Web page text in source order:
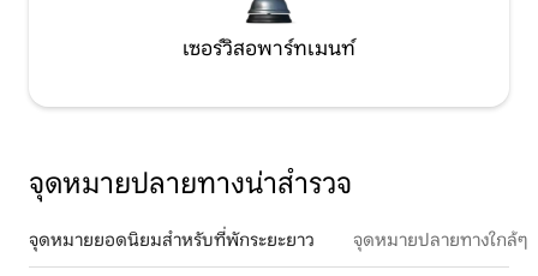
เซอร์วิสอพาร์ทเมนท์
จุดหมายปลายทางน่าสำรวจ
จุดหมายยอดนิยมสำหรับที่พักระยะยาว จุดหมายปลายทางใกล้ๆ